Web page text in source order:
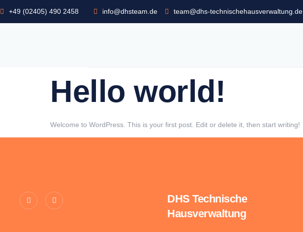
+49 (02405) 490 2458 info@dhsteam.de team@dhs-technischehausverwaltung.de
Hello world!
Welcome to WordPress. This is your first post. Edit or delete it, then start writing!
DHS Technische
Hausverwaltung